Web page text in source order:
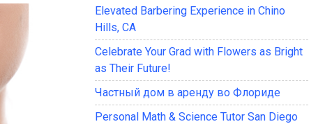
Elevated Barbering Experience in Chino
Hills, CA
Celebrate Your Grad with Flowers as Bright
as Their Future!
Частный дом в аренду во Флориде
Personal Math & Science Tutor San Diego